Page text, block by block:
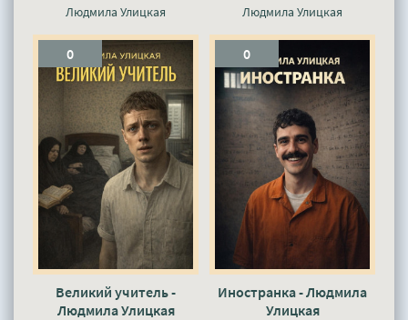
Людмила Улицкая Людмила Улицкая
0
Великий учитель -
Людмила Улицкая
0
Иностранка - Людмила
Улицкая